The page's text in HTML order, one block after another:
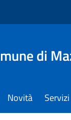
di
Novità Servizi